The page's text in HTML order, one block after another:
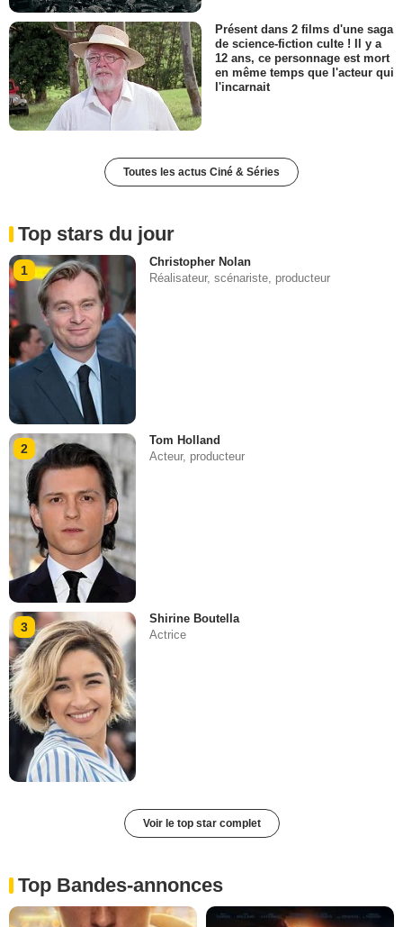
Présent dans 2 films d'une saga
de science-fiction culte ! Il y a
12 ans, ce personnage est mort
en même temps que l'acteur qui
l'incarnait
Toutes les actus Ciné & Séries
Top stars du jour
1
Christopher Nolan
Réalisateur, scénariste, producteur
2
Tom Holland
Acteur, producteur
3
Shirine Boutella
Actrice
Voir le top star complet
Top Bandes-annonces